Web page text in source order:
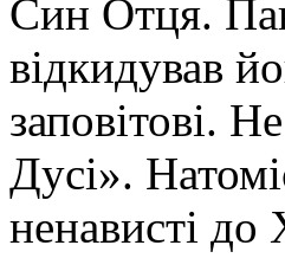
Син Отця.
відкидував
заповітові.
Дусі».
ненависті до